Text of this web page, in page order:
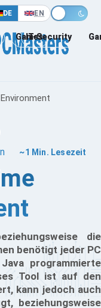
DE EN
Games
IT-Security
~1 Min. Lesezeit
die
benötigt jeder PC
programmierte
Tool ist auf den
kann jedoch auch
beziehungsweise